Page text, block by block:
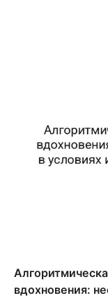
вдохновения: